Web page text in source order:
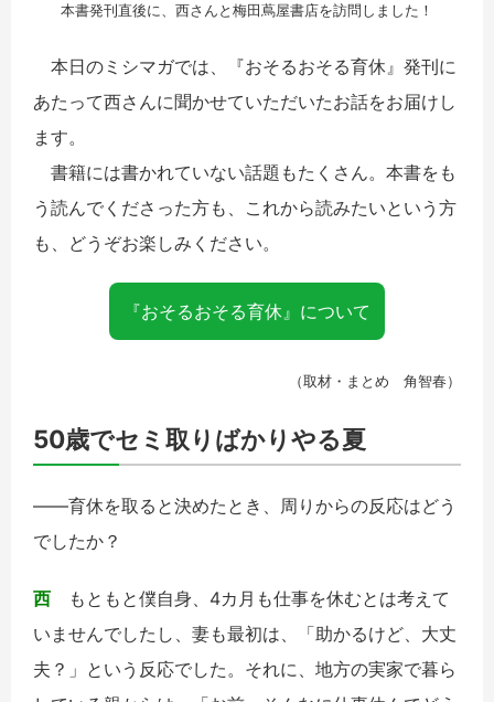
本書発刊直後に、西さんと梅田蔦屋書店を訪問しました！
本日のミシマガでは、『おそるおそる育休』発刊に
あたって西さんに聞かせていただいたお話をお届けし
ます。
書籍には書かれていない話題もたくさん。本書をも
う読んでくださった方も、これから読みたいという方
も、どうぞお楽しみください。
『おそるおそる育休』について
（取材・まとめ 角智春）
50歳でセミ取りばかりやる夏
――育休を取ると決めたとき、周りからの反応はどう
でしたか？
西 もともと僕自身、4カ月も仕事を休むとは考えて
いませんでしたし、妻も最初は、「助かるけど、大丈
夫？」という反応でした。それに、地方の実家で暮ら